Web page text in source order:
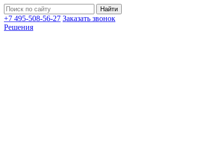
+7 495-508-56-27 Заказать звонок
Решения